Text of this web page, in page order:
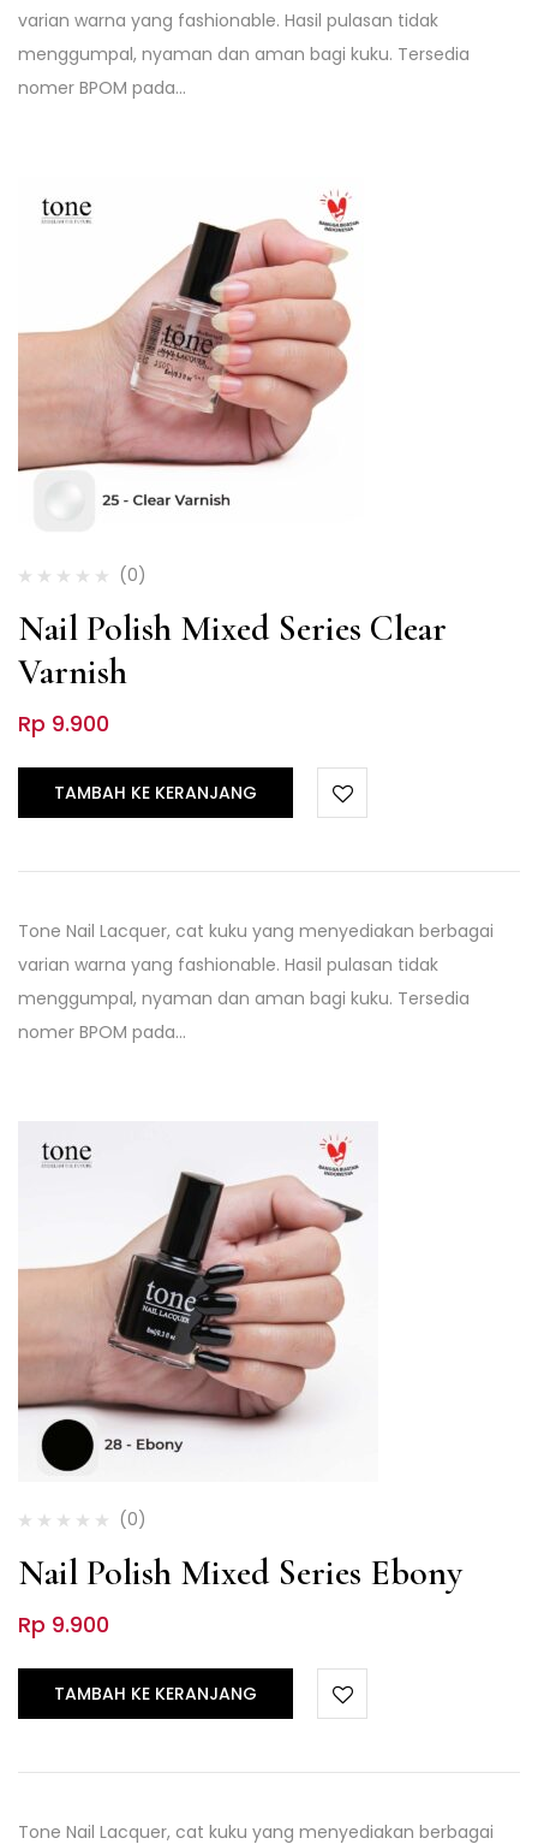
varian warna yang fashionable. Hasil pulasan tidak
menggumpal, nyaman dan aman bagi kuku. Tersedia
nomer BPOM pada…
(0)
Nail Polish Mixed Series Clear
Varnish
Rp 9.900
TAMBAH KE KERANJANG
Tone Nail Lacquer, cat kuku yang menyediakan berbagai
varian warna yang fashionable. Hasil pulasan tidak
menggumpal, nyaman dan aman bagi kuku. Tersedia
nomer BPOM pada…
(0)
Nail Polish Mixed Series Ebony
Rp 9.900
TAMBAH KE KERANJANG
Tone Nail Lacquer, cat kuku yang menyediakan berbagai